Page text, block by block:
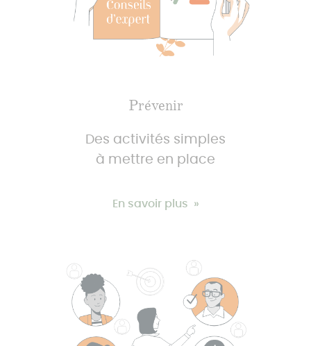
Prévenir
Des activités simples
à mettre en place
En savoir plus